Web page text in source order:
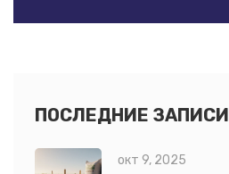
ПОСЛЕДНИЕ ЗАПИСИ
окт 9, 2025